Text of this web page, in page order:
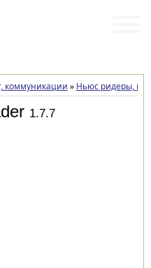
коммуникации » Ньюс ридеры,
1.7.7